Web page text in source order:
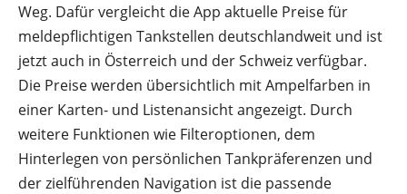
Weg. Dafür vergleicht die App aktuelle Preise für
meldepflichtigen Tankstellen deutschlandweit und ist
jetzt auch in Österreich und der Schweiz verfügbar.
Die Preise werden übersichtlich mit Ampelfarben in
einer Karten- und Listenansicht angezeigt. Durch
weitere Funktionen wie Filteroptionen, dem
Hinterlegen von persönlichen Tankpräferenzen und
der zielführenden Navigation ist die passende